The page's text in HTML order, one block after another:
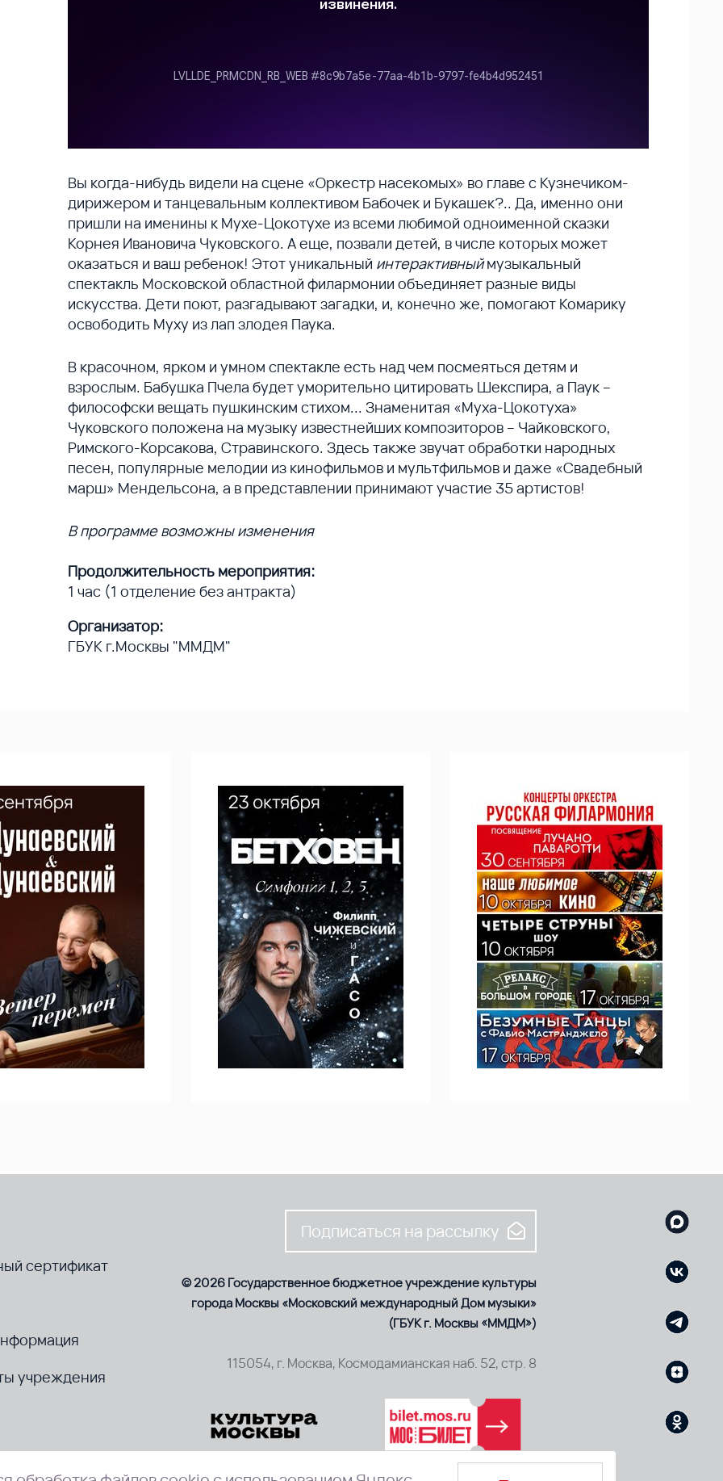
Вы когда-нибудь видели на сцене «Оркестр насекомых» во главе с Кузнечиком-
дирижером и танцевальным коллективом Бабочек и Букашек?.. Да, именно они
пришли на именины к Мухе-Цокотухе из всеми любимой одноименной сказки
Корнея Ивановича Чуковского. А еще, позвали детей, в числе которых может
оказаться и ваш ребенок! Этот уникальный интерактивныймузыкальный
спектакль Московской областной филармонии объединяет разные виды
искусства. Дети поют, разгадывают загадки, и, конечно же, помогают Комарику
освободить Муху из лап злодея Паука.
В красочном, ярком и умном спектакле есть над чем посмеяться детям и
взрослым. Бабушка Пчела будет уморительно цитировать Шекспира, а Паук –
философски вещать пушкинским стихом... Знаменитая «Муха-Цокотуха»
Чуковского положена на музыку известнейших композиторов – Чайковского,
Римского-Корсакова, Стравинского. Здесь также звучат обработки народных
песен, популярные мелодии из кинофильмов и мультфильмов и даже «Свадебный
марш» Мендельсона, а в представлении принимают участие 35 артистов!
В программе возможны изменения
Продолжительность мероприятия:
1 час (1 отделение без антракта)
Организатор:
ГБУК г.Москвы "ММДМ"
сертификат
учреждения
Подписаться на рассылку
© 2026 Государственное бюджетное учреждение культуры
города Москвы «Московский международный Дом музыки»
(ГБУК г. Москвы «ММДМ»)
115054, г. Москва, Космодамианская наб. 52, стр. 8